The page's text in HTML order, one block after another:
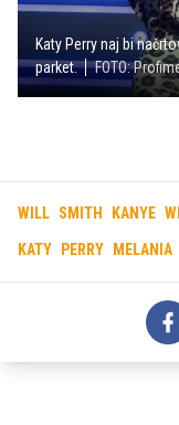
Katy Perry naj bi
parket.
FOTO:
WILL SMITH KANYE
KATY PERRY MELANIA